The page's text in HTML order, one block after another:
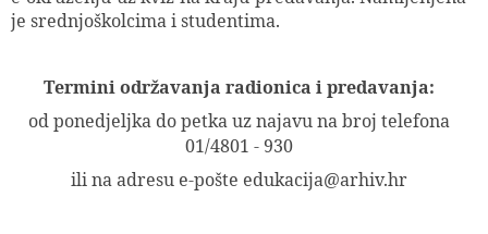
je srednjoškolcima i studentima.
Termini održavanja radionica i predavanja:
od ponedjeljka do petka uz najavu na broj telefona
01/4801 - 930
ili na adresu e-pošte edukacija@arhiv.hr